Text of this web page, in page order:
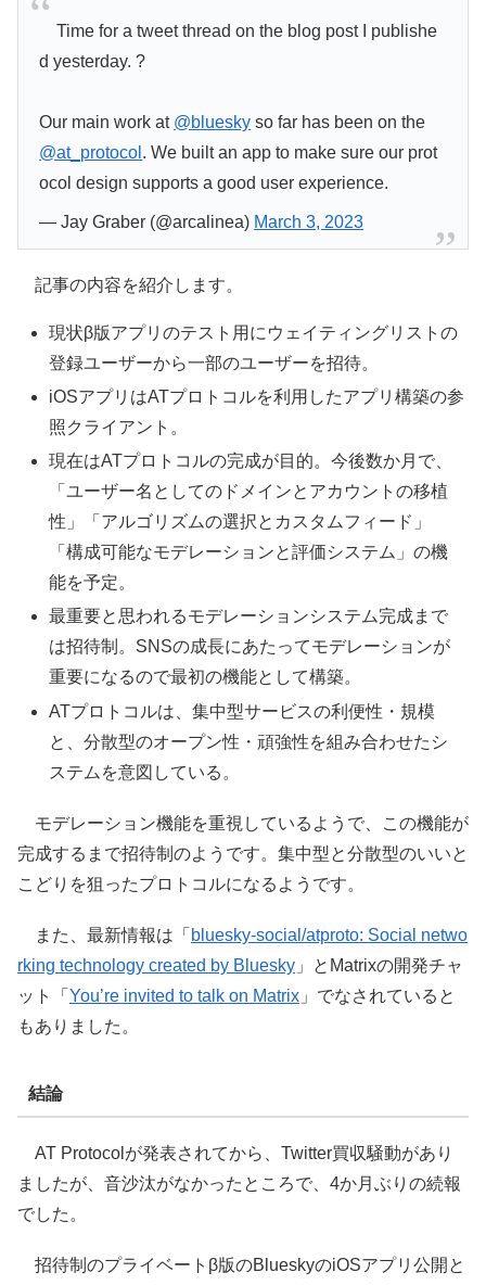
Time for a tweet thread on the blog post I publishe
d yesterday. ?
Our main work at @bluesky so far has been on the
@at_protocol . We built an app to make sure our prot
ocol design supports a good user experience.
— Jay Graber (@arcalinea) March 3, 2023
記事の内容を紹介します。
現状β版アプリのテスト用にウェイティングリストの
登録ユーザーから一部のユーザーを招待。
iOSアプリはATプロトコルを利用したアプリ構築の参
照クライアント。
現在はATプロトコルの完成が目的。今後数か月で、
「ユーザー名としてのドメインとアカウントの移植
性」「アルゴリズムの選択とカスタムフィード」
「構成可能なモデレーションと評価システム」の機
能を予定。
最重要と思われるモデレーションシステム完成まで
は招待制。SNSの成長にあたってモデレーションが
重要になるので最初の機能として構築。
ATプロトコルは、集中型サービスの利便性・規模
と、分散型のオープン性・頑強性を組み合わせたシ
ステムを意図している。
モデレーション機能を重視しているようで、この機能が
完成するまで招待制のようです。集中型と分散型のいいと
こどりを狙ったプロトコルになるようです。
また、最新情報は「 bluesky-social/atproto: Social netwo
rking technology created by Bluesky 」とMatrixの開発チャ
ット「 You’re invited to talk on Matrix 」でなされていると
もありました。
結論
AT Protocolが発表されてから、Twitter買収騒動があり
ましたが、音沙汰がなかったところで、4か月ぶりの続報
でした。
招待制のプライベートβ版のBlueskyのiOSアプリ公開と